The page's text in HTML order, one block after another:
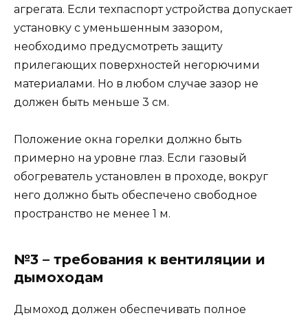
агрегата. Если техпаспорт устройства допускает
установку с уменьшенным зазором,
необходимо предусмотреть защиту
прилегающих поверхностей негорючими
материалами. Но в любом случае зазор не
должен быть меньше 3 см.
Положение окна горелки должно быть
примерно на уровне глаз. Если газовый
обогреватель установлен в проходе, вокруг
него должно быть обеспечено свободное
пространство не менее 1 м.
№3 – требования к вентиляции и
дымоходам
Дымоход должен обеспечивать полное